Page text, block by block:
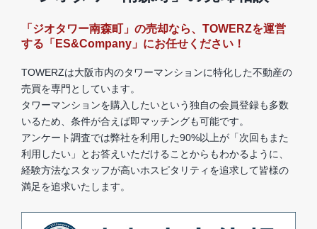
「ジオタワー南森町」の売却なら、TOWERZを運営
する「ES&Company」にお任せください！
TOWERZは大阪市内のタワーマンションに特化した不動産の
売買を専門としています。
タワーマンションを購入したいという独自の会員登録も多数
いるため、条件が合えば即マッチングも可能です。
アンケート調査では弊社を利用した90%以上が「次回もまた
利用したい」とお答えいただけることからもわかるように、
経験方法なスタッフが高いホスピタリティを追求して皆様の
満足を追求いたします。